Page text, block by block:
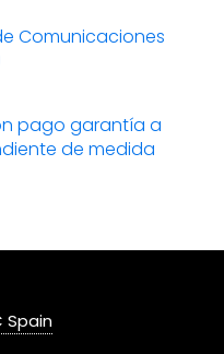
Comunicaciones
pago garantía a
de medida